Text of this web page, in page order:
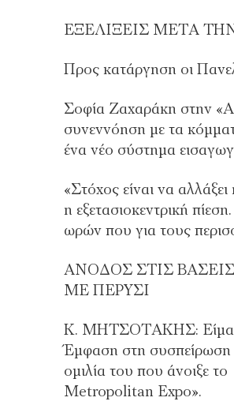
ΕΞΕΛΙΞΕΙΣ ΜΕΤΑ
Προς κατάργηση οι
Σοφία Ζαχαράκη στην
συνεννόηση με τα
ένα νέο σύστημα
«Στόχος είναι να
η εξετασιοκεντρική
ωρών που για τους
ΑΝΟΔΟΣ ΣΤΙΣ
ΜΕ ΠΕΡΥΣΙ
Κ. ΜΗΤΣΟΤΑΚΗΣ: Είμαι
Έμφαση στη
ομιλία του που άνοιξε
Metropolitan Expo».